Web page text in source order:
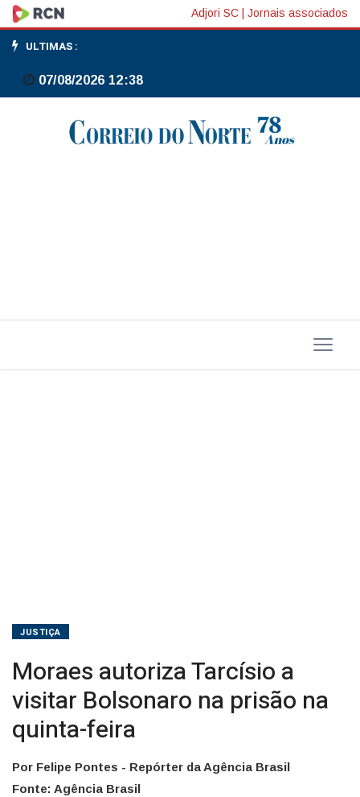
Moraes
autoriza
Tarcísio
visitar
quinta-
Adjori SC Jornais associados
ULTIMAS :
07/08/2026 12:38
JUSTIÇA
Moraes autoriza Tarcísio a
visitar Bolsonaro na prisão na
quinta-feira
Por Felipe Pontes - Repórter da Agência Brasil
Fonte: Agência Brasil